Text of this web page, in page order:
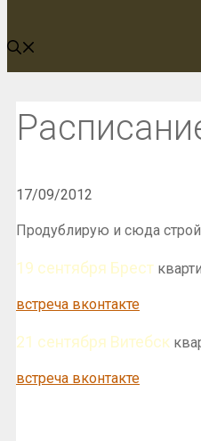
17/09/2012
Продублирую и сюда
19 сентября Брест
встреча вконтакте
21 сентября Витебск
встреча вконтакте